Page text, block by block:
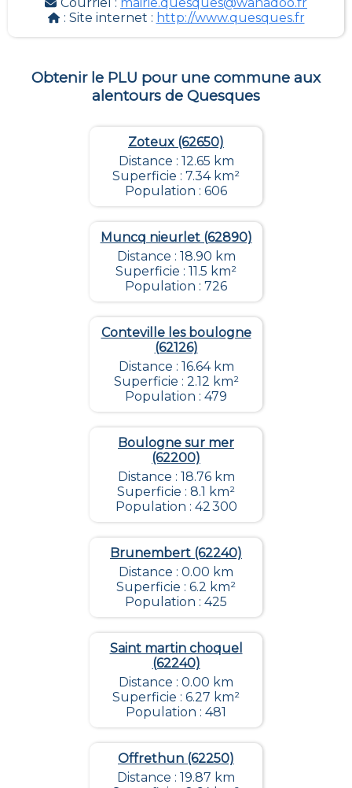
: Site internet : http://www.quesques.fr
Obtenir le PLU pour une commune aux
alentours de Quesques
Zoteux (62650)
Distance : 12.65 km
Superficie : 7.34 km²
Population : 606
Muncq nieurlet (62890)
Distance : 18.90 km
Superficie : 11.5 km²
Population : 726
Conteville les boulogne
(62126)
Distance : 16.64 km
Superficie : 2.12 km²
Population : 479
Boulogne sur mer
(62200)
Distance : 18.76 km
Superficie : 8.1 km²
Population : 42 300
Brunembert (62240)
Distance : 0.00 km
Superficie : 6.2 km²
Population : 425
Saint martin choquel
(62240)
Distance : 0.00 km
Superficie : 6.27 km²
Population : 481
Offrethun (62250)
Distance : 19.87 km